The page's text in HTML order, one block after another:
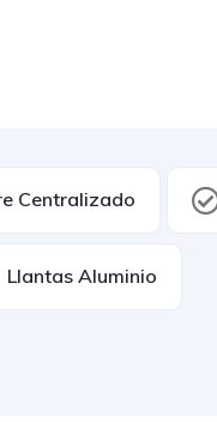
Centralizado
Llantas Aluminio